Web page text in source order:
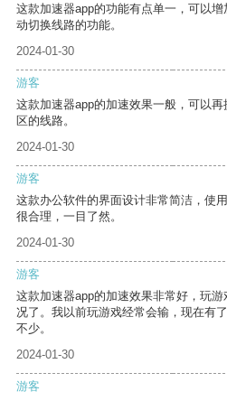
这款加速器app的功能有点单一，可以
动切换线路的功能。
2024-01-30
游客
这款加速器app的加速效果一般，可以
区的线路。
2024-01-30
游客
这款办公软件的界面设计非常简洁，使
很合理，一目了然。
2024-01-30
游客
这款加速器app的加速效果非常好，玩
况了。我以前玩游戏经常会输，现在有
不少。
2024-01-30
游客